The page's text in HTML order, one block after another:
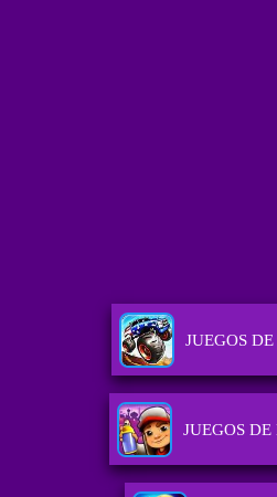
JUEGOS
JUEGOS